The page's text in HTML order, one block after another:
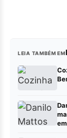
LEIA TAMBÉM EM